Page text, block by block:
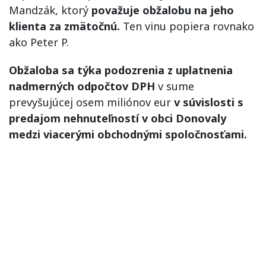
Mandzák, ktorý považuje obžalobu na jeho
klienta za zmätočnú. Ten vinu popiera rovnako
ako Peter P.
Obžaloba sa týka podozrenia z uplatnenia
nadmerných odpočtov DPH v sume
prevyšujúcej osem miliónov eur v súvislosti s
predajom nehnuteľností v obci Donovaly
medzi viacerými obchodnými spoločnosťami.